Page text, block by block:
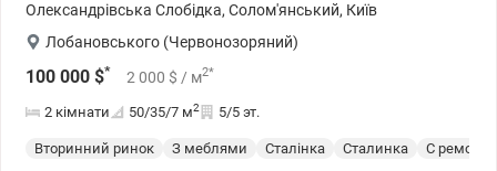
Олександрівська Слобідка, Солом'янський, Київ
Лобановського (Червонозоряний)
100 000 $* 2 000 $ / м2*
2 кімнати 50/35/7 м2 5/5 эт.
Вторинний ринок З меблями Сталінка Сталинка
С